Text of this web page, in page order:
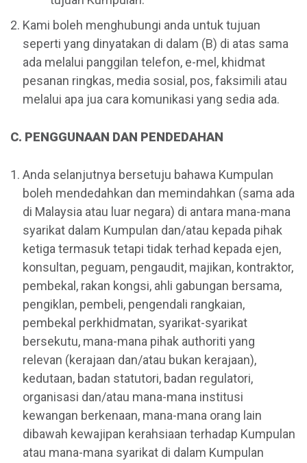
Kami boleh menghubungi anda untuk tujuan
seperti yang dinyatakan di dalam (B) di atas sama
ada melalui panggilan telefon, e-mel, khidmat
pesanan ringkas, media sosial, pos, faksimili atau
melalui apa jua cara komunikasi yang sedia ada.
C. PENGGUNAAN DAN PENDEDAHAN
Anda selanjutnya bersetuju bahawa Kumpulan
boleh mendedahkan dan memindahkan (sama ada
di Malaysia atau luar negara) di antara mana-mana
syarikat dalam Kumpulan dan/atau kepada pihak
ketiga termasuk tetapi tidak terhad kepada ejen,
konsultan, peguam, pengaudit, majikan, kontraktor,
pembekal, rakan kongsi, ahli gabungan bersama,
pengiklan, pembeli, pengendali rangkaian,
pembekal perkhidmatan, syarikat-syarikat
bersekutu, mana-mana pihak authoriti yang
relevan (kerajaan dan/atau bukan kerajaan),
kedutaan, badan statutori, badan regulatori,
organisasi dan/atau mana-mana institusi
kewangan berkenaan, mana-mana orang lain
dibawah kewajipan kerahsiaan terhadap Kumpulan
atau mana-mana syarikat di dalam Kumpulan